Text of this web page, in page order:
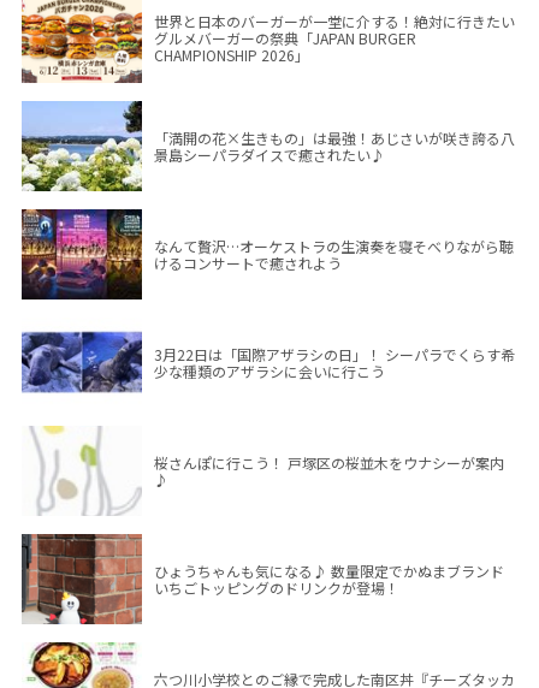
世界と日本のバーガーが一堂に介する！絶対に行きたい
グルメバーガーの祭典「JAPAN BURGER
CHAMPIONSHIP 2026」
「満開の花×生きもの」は最強！あじさいが咲き誇る八
景島シーパラダイスで癒されたい♪
なんて贅沢…オーケストラの生演奏を寝そべりながら聴
けるコンサートで癒されよう
3月22日は「国際アザラシの日」！ シーパラでくらす希
少な種類のアザラシに会いに行こう
桜さんぽに行こう！ 戸塚区の桜並木をウナシーが案内
♪
ひょうちゃんも気になる♪ 数量限定でかぬまブランド
いちごトッピングのドリンクが登場！
六つ川小学校とのご縁で完成した南区丼『チーズタッカ